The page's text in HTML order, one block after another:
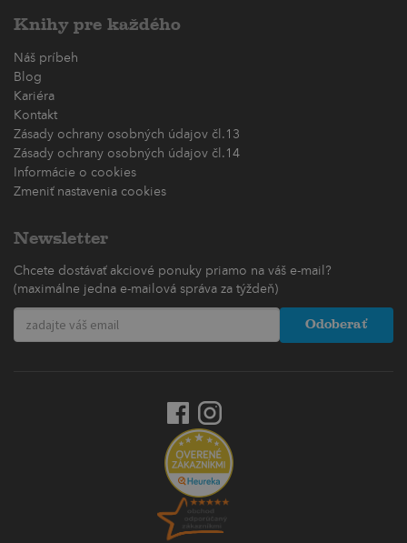
Knihy pre každého
Náš príbeh
Blog
Kariéra
Kontakt
Zásady ochrany osobných údajov čl.13
Zásady ochrany osobných údajov čl.14
Informácie o cookies
Zmeniť nastavenia cookies
Newsletter
Chcete dostávať akciové ponuky priamo na váš e-mail?
(maximálne jedna e-mailová správa za týždeň)
Odoberať